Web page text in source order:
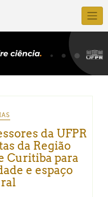
da UFPR
da Região
Curitiba para
e espaço